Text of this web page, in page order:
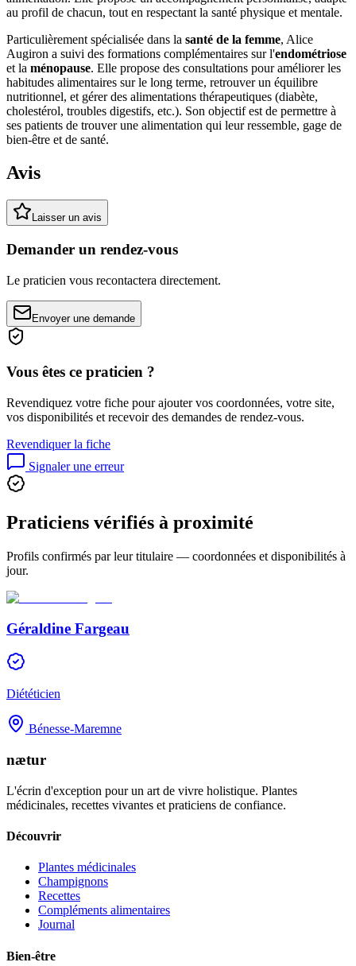
au profil de chacun, tout en respectant la santé physique et mentale.
Particulièrement spécialisée dans la santé de la femme, Alice
Augiron a suivi des formations complémentaires sur l'endométriose
et la ménopause. Elle propose des consultations pour améliorer les
habitudes alimentaires sur le long terme, retrouver un équilibre
nutritionnel, et gérer des alimentations thérapeutiques (diabète,
cholestérol, troubles digestifs, etc.). Son objectif est de permettre à
ses patients de trouver une alimentation qui leur ressemble, gage de
bien-être et de santé.
Avis
Laisser un avis
Demander un rendez-vous
Le praticien vous recontactera directement.
Envoyer une demande
Vous êtes ce praticien ?
Revendiquez votre fiche pour ajouter vos coordonnées, votre site,
vos disponibilités et recevoir des demandes de rendez-vous.
Revendiquer la fiche
Signaler une erreur
Praticiens vérifiés à proximité
Profils confirmés par leur titulaire — coordonnées et disponibilités à
jour.
Géraldine Fargeau
Diététicien
Bénesse-Maremne
nætur
L'écrin d'exception pour un art de vivre holistique. Plantes
médicinales, recettes vivantes et praticiens de confiance.
Découvrir
Plantes médicinales
Champignons
Recettes
Compléments alimentaires
Journal
Bien-être